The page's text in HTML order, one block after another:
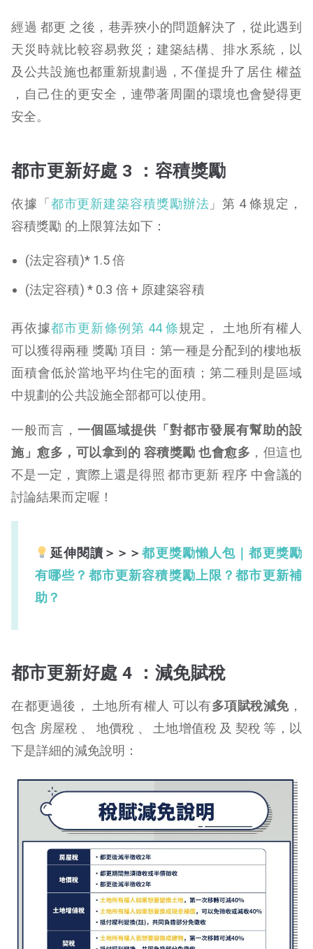
經過 都更 之後，巷弄狹小的問題解決了，從此遇到
天災時就比較容易救災；建築結構、排水系統，以
及公共設施也都重新規劃過，不僅提升了居住 權益
，自己住的更安全，連帶著周圍的環境也會變得更
安全。
都市更新好處 3 ：容積獎勵
依據「 都市更新建築容積獎勵辦法 」第 4 條規定，
容積獎勵 的上限算法如下：
(法定容積)* 1.5 倍
(法定容積) * 0.3 倍 + 原建築容積
再依據都市更新條例第 44 條規定， 土地所有權人
可以獲得兩種 獎勵 項目：第一種是分配到的樓地板
面積會低於當地平均住宅的面積；第二種則是區域
中規劃的公共設施全部都可以使用。
一般而言， 一個區域提供「對都市發展有幫助的設
施」愈多，可以拿到的 容積獎勵 也會愈多 ，但這也
不是一定，實際上還是得照 都市更新 程序 中會議的
討論結果而定喔！
延伸閱讀＞＞＞都更獎勵懶人包｜都更獎勵
有哪些？都市更新容積獎勵上限？都市更新補
助？
都市更新好處 4 ：減免賦稅
在都更過後， 土地所有權人 可以有多項賦稅減免，
包含 房屋稅 、 地價稅 、 土地增值稅 及 契稅 等，以
下是詳細的減免說明：